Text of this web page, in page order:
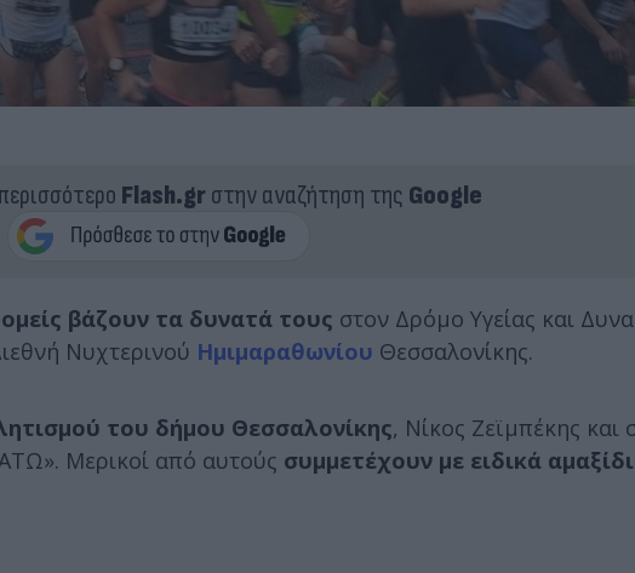
Flash.grστην αναζήτηση της Google
βάζουν τα δυνατά τους στον Δρόμο Υγείας και
Νυχτερινού Ημιμαραθωνίου Θεσσαλονίκης.
του δήμου Θεσσαλονίκης, Νίκος Ζεϊμπέκης και
Μερικοί από αυτούς συμμετέχουν με ειδικά